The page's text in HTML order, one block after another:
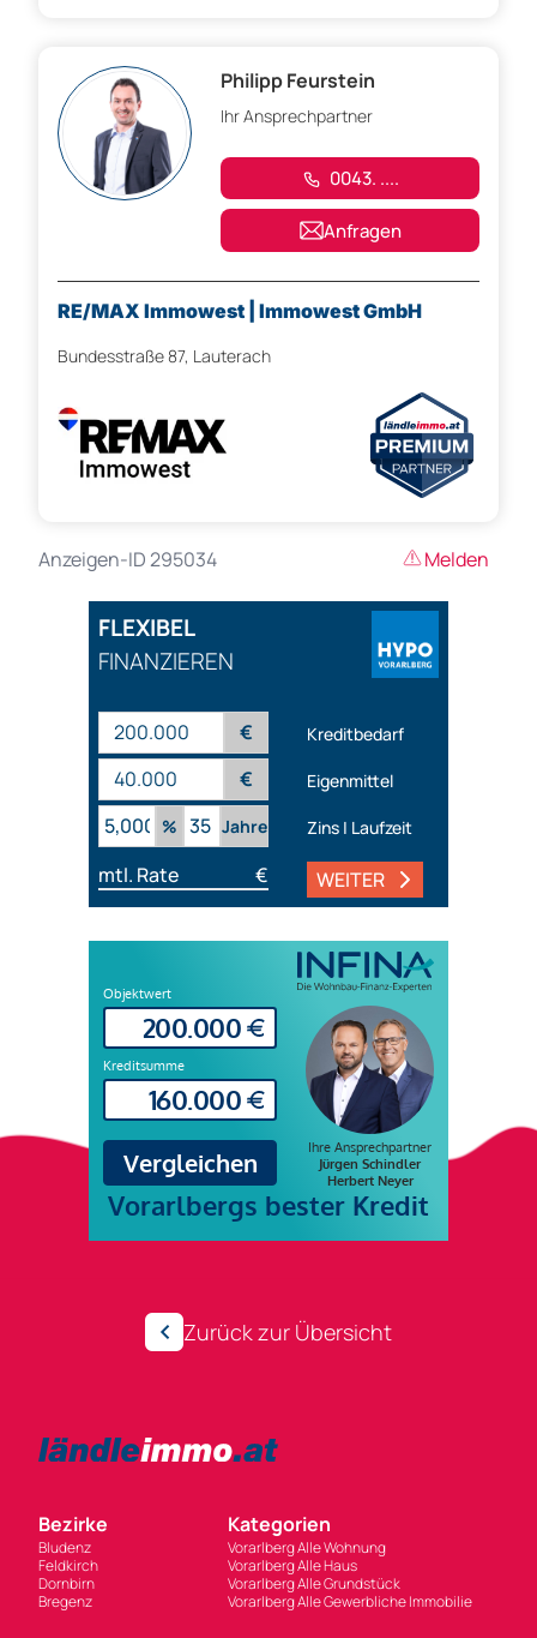
Philipp Feurstein
Ihr Ansprechpartner
0043. ....
Anfragen
RE/MAX Immowest | Immowest GmbH
Bundesstraße 87, Lauterach
Anzeigen-ID 295034 Melden
FLEXIBEL
FINANZIEREN
€ Kreditbedarf
€
Eigenmittel
%
Jahre Zins | Laufzeit
mtl. Rate € WEITER
Zurück zur Übersicht
Bezirke
Bludenz
Feldkirch
Dornbirn
Bregenz
Kategorien
Vorarlberg Alle Wohnung
Vorarlberg Alle Haus
Vorarlberg Alle Grundstück
Vorarlberg Alle Gewerbliche Immobilie